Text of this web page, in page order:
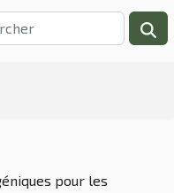
pour les